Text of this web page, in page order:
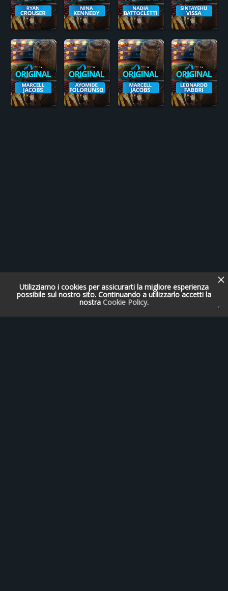
Utilizziamo i cookies per assicurarti la migliore esperienza
possibile sul nostro sito. Continuando a utilizzarlo accetti la
nostra Cookie Policy.